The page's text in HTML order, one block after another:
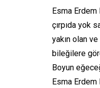
Esma Erdem
çırpıda yok
yakın olan
bileğilere
Boyun
Esma Erdem